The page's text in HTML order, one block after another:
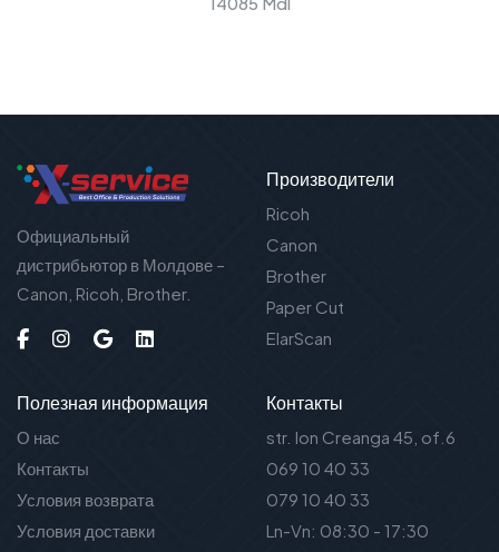
Официальный
дистрибьютор в Молдове –
Canon, Ricoh, Brother.
Производители
Ricoh
Canon
Brother
Paper Cut
ElarScan
Полезная информация
О нас
Контакты
Условия возврата
Условия доставки
Контакты
str. Ion Creanga 45, of.6
069 10 40 33
079 10 40 33
Ln-Vn: 08:30 - 17:30